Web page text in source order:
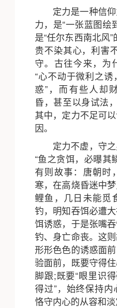
定力是一种信
力，是“一张蓝图绘
是“任尔东西南北风
贵不染其心，利害
守。古往今来，为
“心不动于微利之
惑”，而有些人却
昏，甚至以身试法
其中，定力不足可
因。
定力不虚，守
“鱼之贪饵，必曝其
有则故事：唐朝时
寒，在高烧昏迷中
鲤鱼，几日未能觅
钓，明知吞饵必遭
饵诱惑，于是张嘴
钓、身亡命丧。这
形形色色的诱惑面
验面前，既要守得
脚跟;既要“眼里识
得过”，始终保持内
恪守内心的从容和淡